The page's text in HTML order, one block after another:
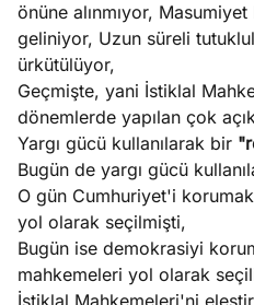
önüne alınmıyor,
geliniyor, Uzun süreli
ürkütülüyor,
Geçmişte, yani İstiklal
dönemlerde yapılan çok
Yargı gücü kullanılarak bir
Bugün de yargı gücü
O gün Cumhuriyet'i
yol olarak seçilmişti,
Bugün ise demokrasiyi
mahkemeleri yol olarak
İstiklal Mahkemeleri'ni